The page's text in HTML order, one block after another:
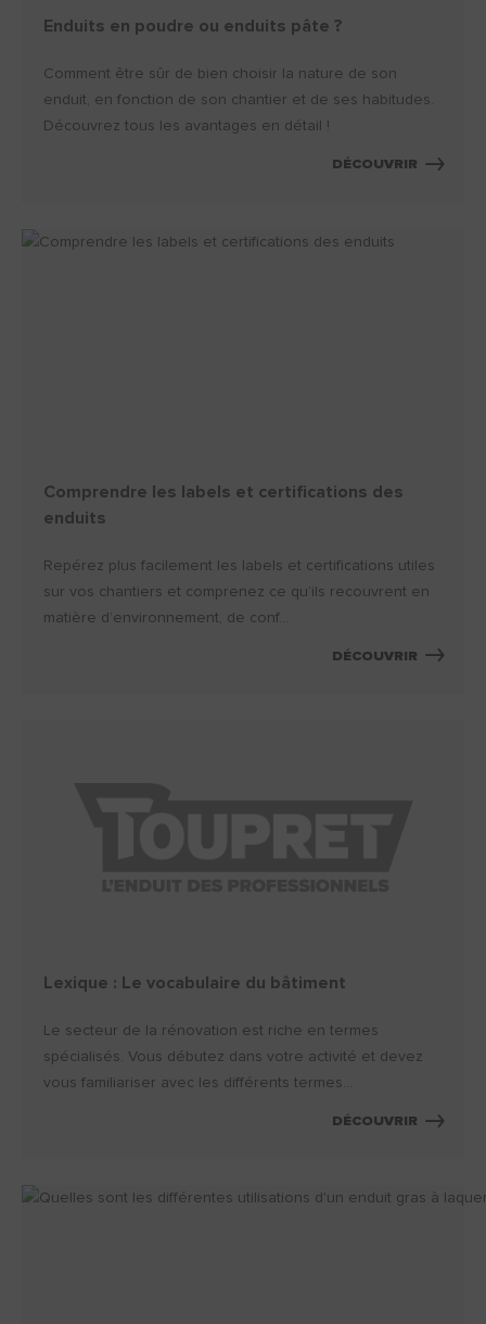
Enduits en poudre ou enduits pâte ?
Comment être sûr de bien choisir la nature de son
enduit, en fonction de son chantier et de ses habitudes.
Découvrez tous les avantages en détail !
DÉCOUVRIR
Comprendre les labels et certifications des
enduits
Repérez plus facilement les labels et certifications utiles
sur vos chantiers et comprenez ce qu’ils recouvrent en
matière d’environnement, de conf...
DÉCOUVRIR
Lexique : Le vocabulaire du bâtiment
Le secteur de la rénovation est riche en termes
spécialisés. Vous débutez dans votre activité et devez
vous familiariser avec les différents termes...
DÉCOUVRIR